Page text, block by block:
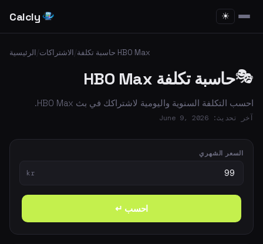
Calcly ☀
الرئيسية/الاشتراكات/ حاسبة تكلفة HBO Max
🎭حاسبة تكلفة HBO Max
احسب التكلفة السنوية واليومية لاشتراكك في بث HBO Max.
آخر تحديث: June 9, 2026
السعر الشهري
kr
احسب ↵